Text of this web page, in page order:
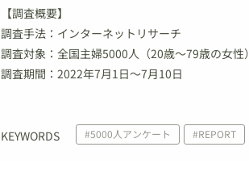
【調査概要】
調査手法：インターネットリサーチ
調査対象：全国主婦5000人（20歳～79歳の女性）
調査期間：2022年7月1日～7月10日
KEYWORDS #5000人アンケート #REPORT